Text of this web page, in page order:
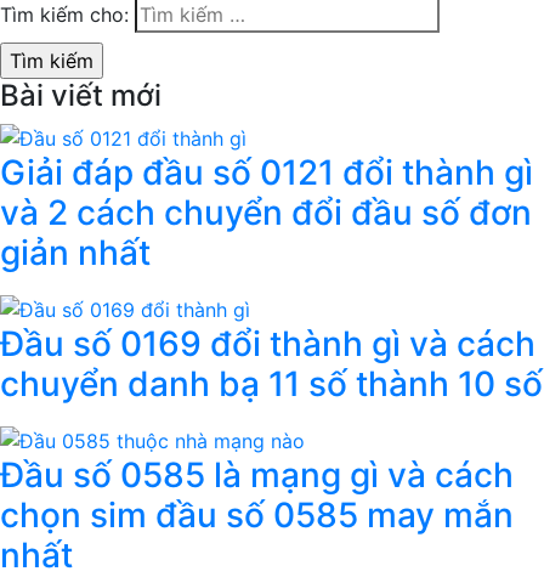
Tìm kiếm cho:
Bài viết mới
Giải đáp đầu số 0121 đổi thành gì
và 2 cách chuyển đổi đầu số đơn
giản nhất
Đầu số 0169 đổi thành gì và cách
chuyển danh bạ 11 số thành 10 số
Đầu số 0585 là mạng gì và cách
chọn sim đầu số 0585 may mắn
nhất